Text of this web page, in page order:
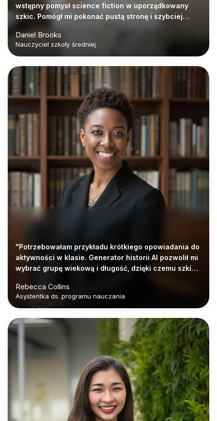
wstępny pomysł science fiction w uporządkowany
szkic. Pomógł mi pokonać pustą stronę i szybciej
Daniel Brooks
Nauczyciel szkoły średniej
"Potrzebowałam przykładu krótkiego opowiadania do
aktywności w klasie. Generator historii AI pozwolił mi
wybrać grupę wiekową i długość, dzięki czemu szkic
Rebecca Collins
Asystentka ds. programu nauczania